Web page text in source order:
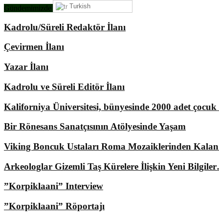
Gündemimizde Ne Var?
Kadrolu/Süreli Redaktör İlanı
Çevirmen İlanı
Yazar İlanı
Kadrolu ve Süreli Editör İlanı
Kaliforniya Üniversitesi, bünyesinde 2000 adet
Bir Rönesans Sanatçısının Atölyesinde Yaşam
Viking Boncuk Ustaları Roma Mozaiklerinden
Arkeologlar Gizemli Taş Kürelere İlişkin Yeni
”Korpiklaani” Interview
”Korpiklaani” Röportajı
Turkish